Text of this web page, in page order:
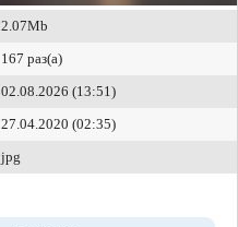
2.07Mb
167 раз(а)
02.08.2026 (13:51)
27.04.2020 (02:35)
jpg